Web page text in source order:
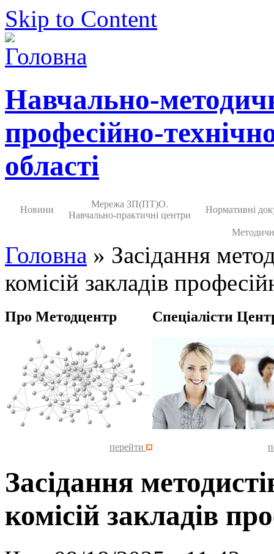
Skip to Content
Навчально-
професійно-
області
Новини
Мережа ЗП(ПТ)О.
Навчально-практичні центри
Нормативні
Головна » Засідання
комісій закладів
Про Методцентр
перейти
Спеціалісти
Засідання
комісій закладів